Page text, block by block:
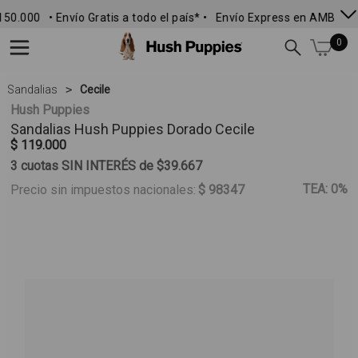
• Envío Gratis a todo el país* • Envío Express en AMBA •
0
Sandalias Cecile
Hush Puppies
Sandalias Hush Puppies Dorado Cecile
$ 119.000
3 cuotas SIN INTERÉS de $39.667
Precio sin impuestos nacionales: $ 98347 TEA: 0%